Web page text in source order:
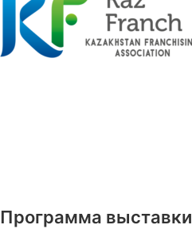
Программа выставки